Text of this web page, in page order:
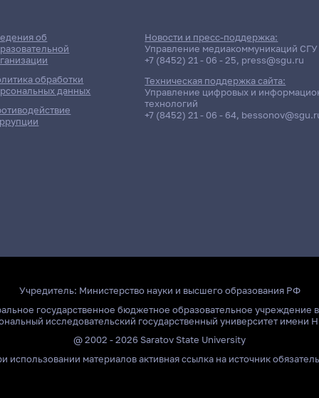
сессии: Шендрик
об
обработки
данных
Новости и пресс-поддержка:
Управление медиакоммуникаций СГУ
+7 (8452) 21 - 06 - 25, press@sgu.ru
Техническая поддержка сайта:
Управление цифровых и
технологий
+7 (8452) 21 - 06 - 64,
Учредитель: Министерство науки и высшего образования РФ
государственное бюджетное образовательное учреждение
исследовательский государственный университет имени
@ 2002 - 2026 Saratov State University
использовании материалов активная ссылка на источник